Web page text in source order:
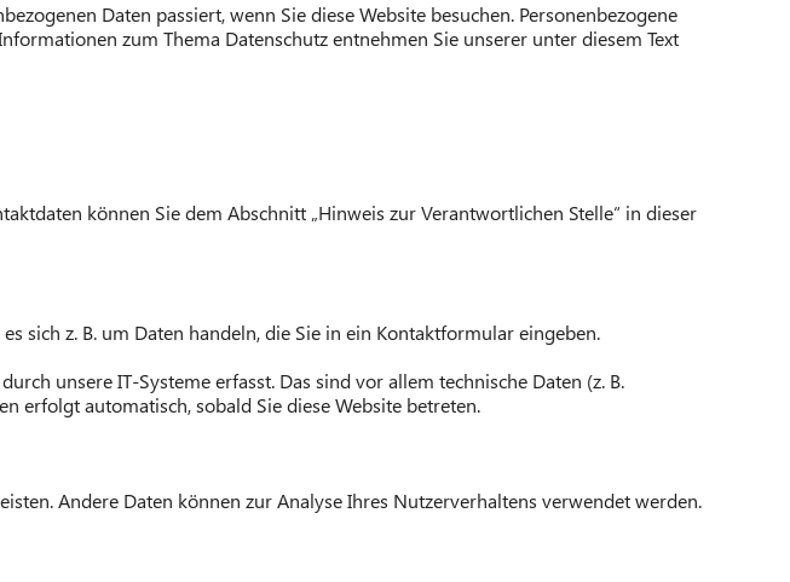
Daten passiert, wenn Sie diese Website besuchen. Personenbezogene
zum Thema Datenschutz entnehmen Sie unserer unter diesem Text
können Sie dem Abschnitt „Hinweis zur Verantwortlichen Stelle“ in dieser
sich z. B. um Daten handeln, die Sie in ein Kontaktformular eingeben.
unsere IT-Systeme erfasst. Das sind vor allem technische Daten (z. B.
erfolgt automatisch, sobald Sie diese Website betreten.
Andere Daten können zur Analyse Ihres Nutzerverhaltens verwendet werden.